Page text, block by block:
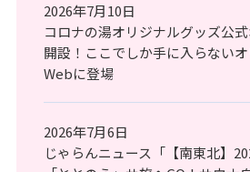
2026年7月10日
コロナの湯オリジナルグッズ公
開設！ここでしか手に入らない
Webに登場
2026年7月6日
じゃらんニュース「【南東北】